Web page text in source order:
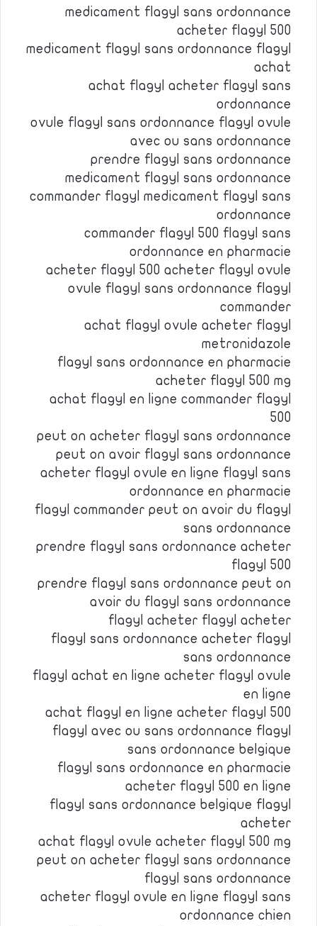
medicament flagyl sans ordonnance
acheter flagyl 500
medicament flagyl sans ordonnance flagyl
achat
achat flagyl acheter flagyl sans
ordonnance
ovule flagyl sans ordonnance flagyl ovule
avec ou sans ordonnance
prendre flagyl sans ordonnance
medicament flagyl sans ordonnance
commander flagyl medicament flagyl sans
ordonnance
commander flagyl 500 flagyl sans
ordonnance en pharmacie
acheter flagyl 500 acheter flagyl ovule
ovule flagyl sans ordonnance flagyl
commander
achat flagyl ovule acheter flagyl
metronidazole
flagyl sans ordonnance en pharmacie
acheter flagyl 500 mg
achat flagyl en ligne commander flagyl
500
peut on acheter flagyl sans ordonnance
peut on avoir flagyl sans ordonnance
acheter flagyl ovule en ligne flagyl sans
ordonnance en pharmacie
flagyl commander peut on avoir du flagyl
sans ordonnance
prendre flagyl sans ordonnance acheter
flagyl 500
prendre flagyl sans ordonnance peut on
avoir du flagyl sans ordonnance
flagyl acheter flagyl acheter
flagyl sans ordonnance acheter flagyl
sans ordonnance
flagyl achat en ligne acheter flagyl ovule
en ligne
achat flagyl en ligne acheter flagyl 500
flagyl avec ou sans ordonnance flagyl
sans ordonnance belgique
flagyl sans ordonnance en pharmacie
acheter flagyl 500 en ligne
flagyl sans ordonnance belgique flagyl
acheter
achat flagyl ovule acheter flagyl 500 mg
peut on acheter flagyl sans ordonnance
flagyl sans ordonnance
acheter flagyl ovule en ligne flagyl sans
ordonnance chien